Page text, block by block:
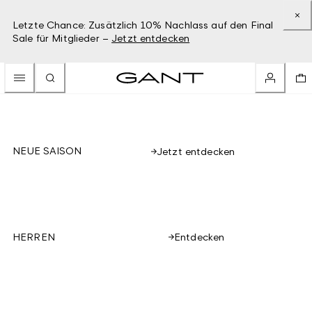
Letzte Chance: Zusätzlich 10% Nachlass auf den Final
Sale für Mitglieder – Jetzt entdecken
NEUE SAISON Jetzt entdecken
HERREN Entdecken